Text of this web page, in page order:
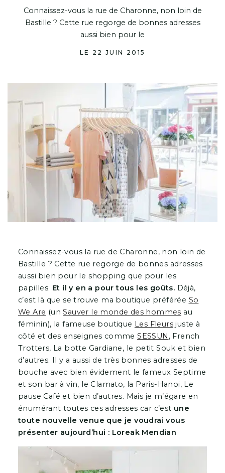
Connaissez-vous la rue de Charonne, non loin de
Bastille ? Cette rue regorge de bonnes adresses
aussi bien pour le
LE 22 JUIN 2015
Connaissez-vous la rue de Charonne, non loin de
Bastille ? Cette rue regorge de bonnes adresses
aussi bien pour le shopping que pour les
papilles. Et il y en a pour tous les goûts. Déjà,
c’est là que se trouve ma boutique préférée So
We Are (unSauver le monde des hommes au
féminin), la fameuse boutique Les Fleursjuste à
côté et des enseignes commeSESSUN , French
Trotters, La botte Gardiane, le petit Souk et bien
d’autres. Il y a aussi de très bonnes adresses de
bouche avec bien évidement le fameux Septime
et son bar à vin, le Clamato, la Paris-Hanoi, Le
pause Café et bien d’autres. Mais je m’égare en
énumérant toutes ces adresses car c’est une
toute nouvelle venue que je voudrai vous
présenter aujourd’hui : Loreak Mendian